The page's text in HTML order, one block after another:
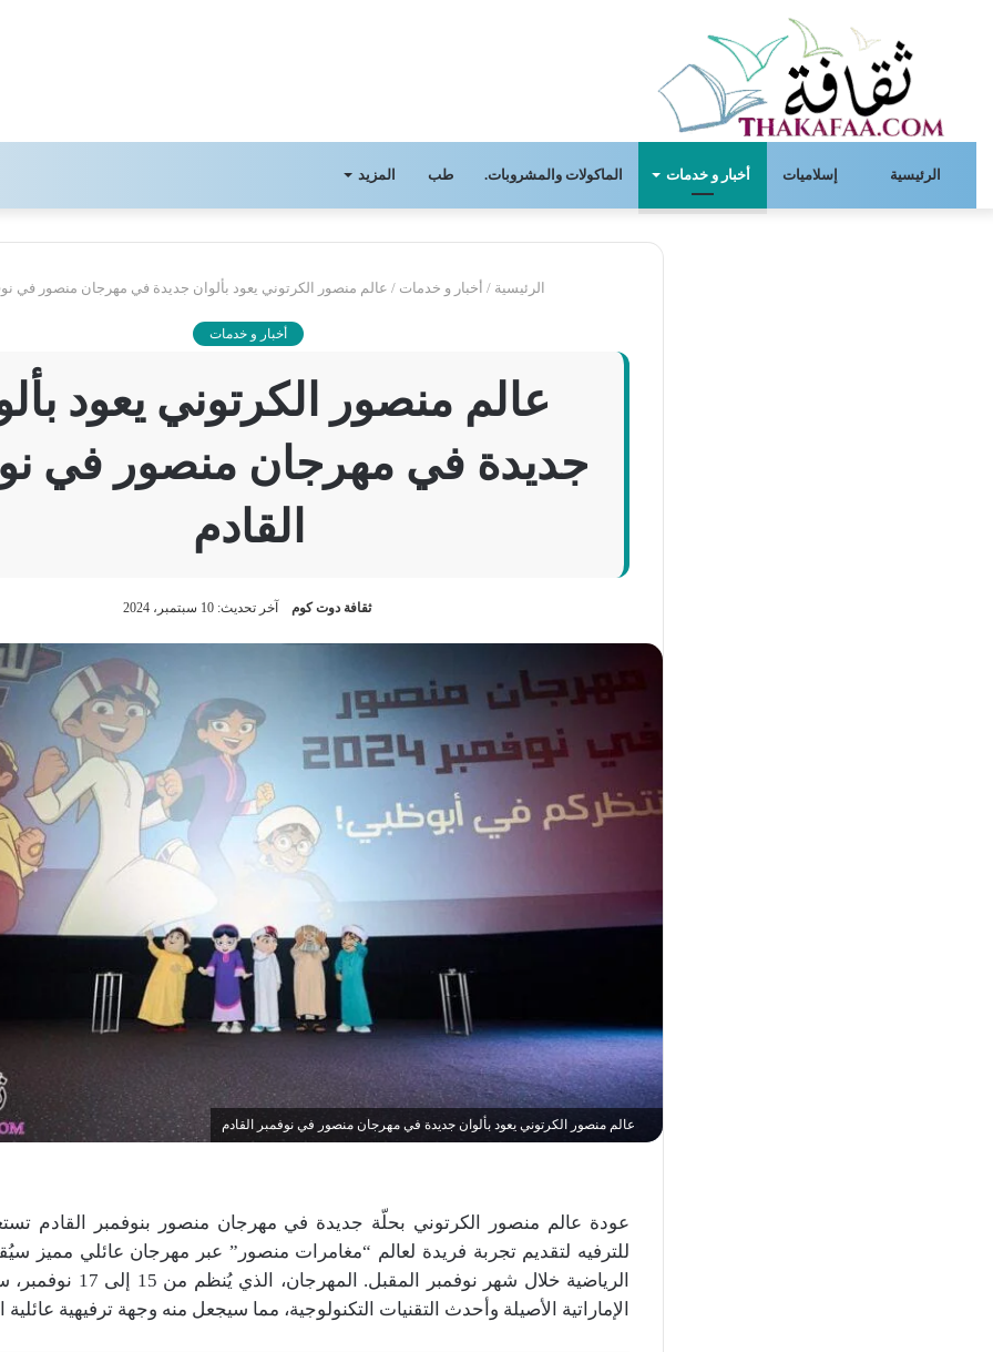
الرئيسية إسلاميات أخبار و خدمات الماكولات والمشروبات. طب المزيد
الرئيسية / أخبار و خدمات / عالم منصور الكرتوني يعود بألوان جديدة في مهرجان منصور في
أخبار و خدمات
عالم منصور الكرتوني يعود
جديدة في مهرجان منصور في
القادم
ثقافة دوت كوم آخر تحديث: 10 سبتمبر، 2024
عالم منصور الكرتوني يعود بألوان جديدة في مهرجان منصور في نوفمبر القادم
عودة عالم منصور الكرتوني بحلّة جديدة في مهرجان منصور بنوفمبر القادم
للترفيه لتقديم تجربة فريدة لعالم “مغامرات منصور” عبر مهرجان عائلي مميز
الرياضية خلال شهر نوفمبر
الإماراتية الأصيلة وأحدث التقنيات التكنولوجية، مما سيجعل منه وجهة ترفيهية عائلية